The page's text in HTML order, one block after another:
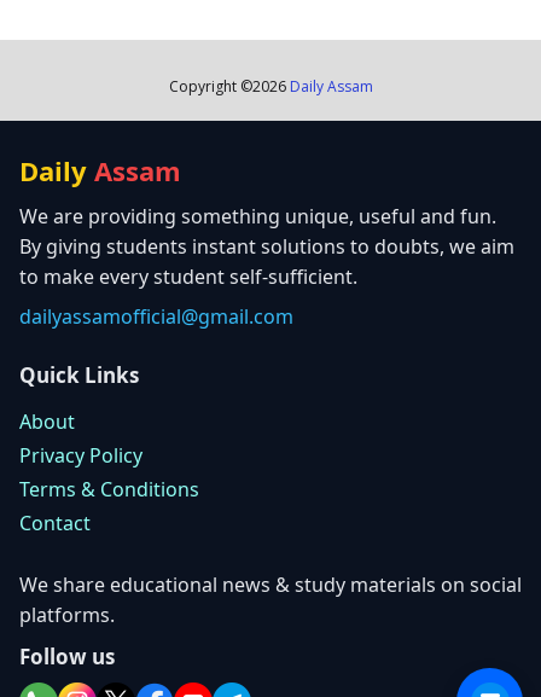
Copyright ©2026 Daily Assam
Daily Assam
We are providing something unique, useful and fun.
By giving students instant solutions to doubts, we aim
to make every student self-sufficient.
dailyassamofficial@gmail.com
Quick Links
About
Privacy Policy
Terms & Conditions
Contact
We share educational news & study materials on social
platforms.
Follow us